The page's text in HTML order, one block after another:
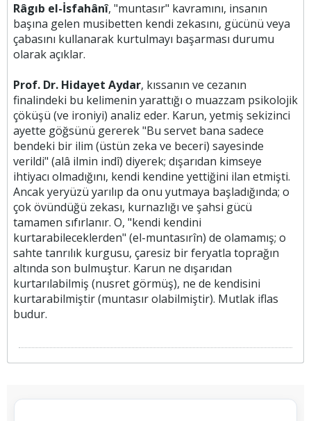
Râgıb el-İsfahânî, "muntasır" kavramını, insanın
başına gelen musibetten kendi zekasını, gücünü veya
çabasını kullanarak kurtulmayı başarması durumu
olarak açıklar.
Prof. Dr. Hidayet Aydar, kıssanın ve cezanın
finalindeki bu kelimenin yarattığı o muazzam psikolojik
çöküşü (ve ironiyi) analiz eder. Karun, yetmiş sekizinci
ayette göğsünü gererek "Bu servet bana sadece
bendeki bir ilim (üstün zeka ve beceri) sayesinde
verildi" (alâ ilmin indî) diyerek; dışarıdan kimseye
ihtiyacı olmadığını, kendi kendine yettiğini ilan etmişti.
Ancak yeryüzü yarılıp da onu yutmaya başladığında; o
çok övündüğü zekası, kurnazlığı ve şahsi gücü
tamamen sıfırlanır. O, "kendi kendini
kurtarabileceklerden" (el-muntasırîn) de olamamış; o
sahte tanrılık kurgusu, çaresiz bir feryatla toprağın
altında son bulmuştur. Karun ne dışarıdan
kurtarılabilmiş (nusret görmüş), ne de kendisini
kurtarabilmiştir (muntasır olabilmiştir). Mutlak iflas
budur.